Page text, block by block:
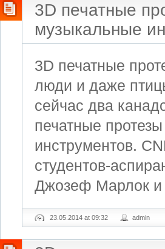
3D печатные
музыкальные
3D печатные
люди и даже
сейчас два
печатные
инструментов.
студентов-
Джозеф Марлок и
23.05.2014 at 09:32 admin